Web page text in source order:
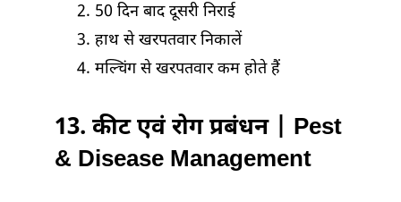
50 दिन बाद दूसरी निराई
हाथ से खरपतवार निकालें
मल्चिंग से खरपतवार कम होते हैं
13. कीट एवं रोग प्रबंधन | Pest
& Disease Management